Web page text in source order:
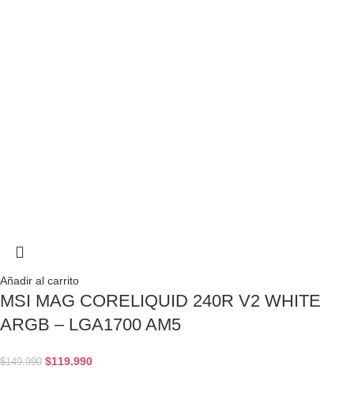
Añadir al carrito
MSI MAG CORELIQUID 240R V2 WHITE
ARGB – LGA1700 AM5
$149.990 $119.990